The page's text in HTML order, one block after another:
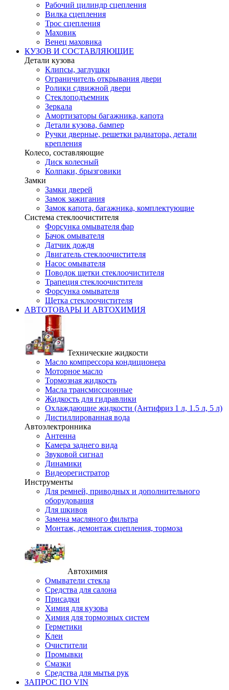
Рабочий цилиндр сцепления
Вилка сцепления
Трос сцепления
Маховик
Венец маховика
КУЗОВ И СОСТАВЛЯЮЩИЕ
Детали кузова
Клипсы, заглушки
Ограничитель открывания двери
Ролики сдвижной двери
Стеклоподъемник
Зеркала
Амортизаторы багажника, капота
Детали кузова, бампер
Ручки дверные, решетки радиатора, детали
крепления
Колесо, составляющие
Диск колесный
Колпаки, брызговики
Замки
Замки дверей
Замок зажигания
Замок капота, багажника, комплектующие
Система стеклоочистителя
Форсунка омывателя фар
Бачок омывателя
Датчик дождя
Двигатель стеклоочистителя
Насос омывателя
Поводок щетки стеклоочистителя
Трапеция стеклоочистителя
Форсунка омывателя
Щетка стеклоочистителя
АВТОТОВАРЫ И АВТОХИМИЯ
Технические жидкости
Масло компрессора кондиционера
Моторное масло
Тормозная жидкость
Масла трансмиссионные
Жидкость для гидравлики
Охлаждающие жидкости (Антифриз 1 л, 1.5 л, 5 л)
Дистиллированная вода
Автоэлектронника
Антенна
Камера заднего вида
Звуковой сигнал
Динамики
Видеорегистратор
Инструменты
Для ремней, приводных и дополнительного
оборудования
Для шкивов
Замена масляного фильтра
Монтаж, демонтаж сцепления, тормоза
Автохимия
Омыватели стекла
Средства для салона
Присадки
Химия для кузова
Химия для тормозных систем
Герметики
Клеи
Очистители
Промывки
Смазки
Средства для мытья рук
ЗАПРОС ПО VIN